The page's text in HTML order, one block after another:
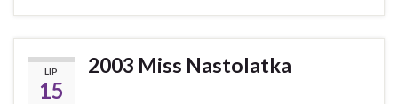
LIP
15
2003 Miss Nastolatka